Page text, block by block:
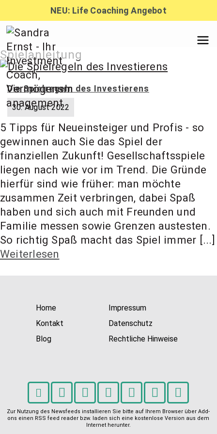
Inhalt
springen
NEU: Life Coaching Angebot
Sandra
Ernst –
Finanzber
atung,
Investmen
t Coach,
Anlageber
atung
Spielanleitung
Die Spielregeln des Investierens
30. August 2022
5 Tipps für Neueinsteiger und Profis - so
gewinnen auch Sie das Spiel der
finanziellen Zukunft! Gesellschaftsspiele
liegen nach wie vor im Trend. Die Gründe
hierfür sind wie früher: man möchte
zusammen Zeit verbringen, dabei Spaß
haben und sich auch mit Freunden und
Familie messen sowie Grenzen austesten.
So richtig Spaß macht das Spiel immer [...]
Weiterlesen
Home
Kontakt
Blog
Impressum
Datenschutz
Rechtliche Hinweise
Zur Nutzung des Newsfeeds installieren Sie bitte auf Ihrem Browser über Add-
ons einen RSS feed reader bzw. laden sich eine kostenlose Version aus dem
Internet herunter.